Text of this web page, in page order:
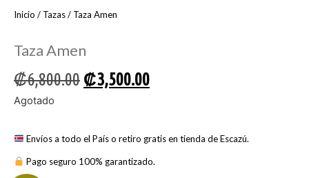
Inicio / Tazas/ Taza Amen
Taza Amen
₡6,800.00 ₡3,500.00
Agotado
Envíos a todo el País o retiro gratis en tienda de Escazú.
Pago seguro 100% garantizado.